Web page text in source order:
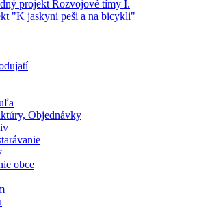
projekt Rozvojové tímy I.
"K jaskyni peši a na bicykli"
Objednávky
obce